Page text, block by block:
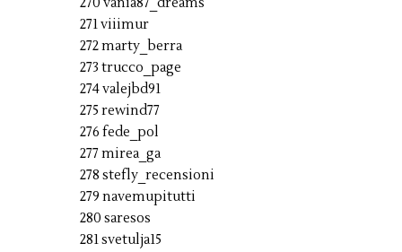
270 vania87_dreams
271 viiimur
272 marty_berra
273 trucco_page
274 valejbd91
275 rewind77
276 fede_pol
277 mirea_ga
278 stefly_recensioni
279 navemupitutti
280 saresos
281 svetulja15